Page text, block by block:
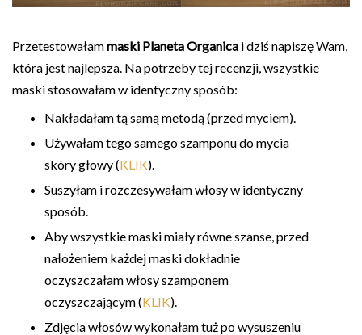
Przetestowałammaski Planeta Organica i dziś napiszę Wam,
która jest najlepsza. Na potrzeby tej recenzji, wszystkie
maski stosowałam w identyczny sposób:
Nakładałam tą samą metodą (przed myciem).
Używałam tego samego szamponu do mycia
skóry głowy (KLIK).
Suszyłam i rozczesywałam włosy w identyczny
sposób.
Aby wszystkie maski miały równe szanse, przed
nałożeniem każdej maski dokładnie
oczyszczałam włosy szamponem
oczyszczającym (KLIK).
Zdjęcia włosów wykonałam tuż po wysuszeniu